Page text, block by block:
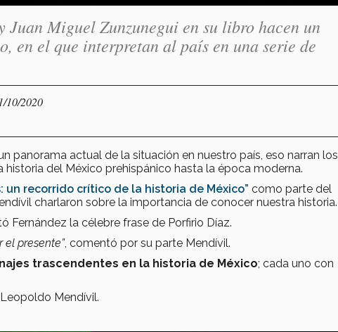
Miguel Zunzunegui en su libro hacen un
el que interpretan al país en una serie de
10/2020
panorama actual de la situación en nuestro país, eso narran los
del México prehispánico hasta la época moderna.
un recorrido crítico de la historia de México” como parte del
charlaron sobre la importancia de conocer nuestra historia.
Fernández la célebre frase de Porfirio Díaz.
el presente”, comentó por su parte Mendívil.
trascendentes en la historia de México; cada uno con
Mendívil.